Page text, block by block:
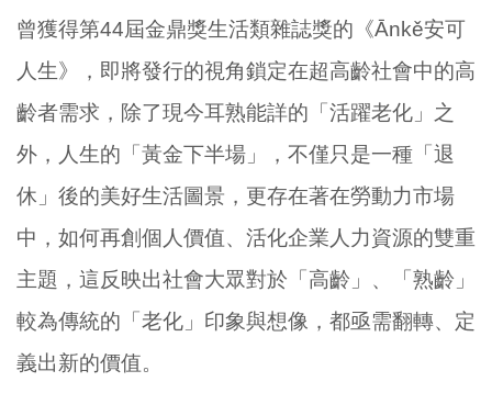
曾獲得第44屆金鼎獎生活類雜誌獎的《Ānkě安可
人生》，即將發行的視角鎖定在超高齡社會中的高
齡者需求，除了現今耳熟能詳的「活躍老化」之
外，人生的「黃金下半場」，不僅只是一種「退
休」後的美好生活圖景，更存在著在勞動力市場
中，如何再創個人價值、活化企業人力資源的雙重
主題，這反映出社會大眾對於「高齡」、「熟齡」
較為傳統的「老化」印象與想像，都亟需翻轉、定
義出新的價值。